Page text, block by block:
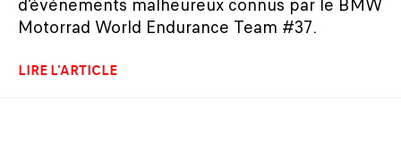
Motorrad World Endurance Team #37.
LIRE L'ARTICLE